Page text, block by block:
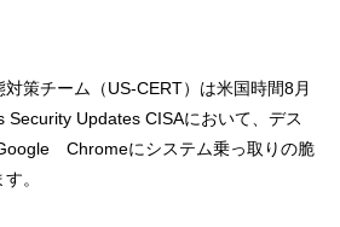
策チーム（US-CERT）は米国時間8月
Security Updates CISAにおいて、デス
Chromeにシステム乗っ取りの脆
。